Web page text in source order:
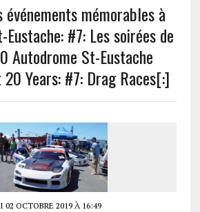
mémorables à
Eustache: #7: Les soirées de
Autodrome St-Eustache
Years: #7: Drag Races[:]
02 OCTOBRE 2019 À 16:49